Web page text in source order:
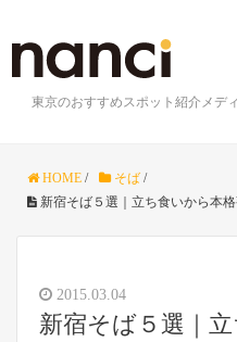
東京のおすすめスポット紹介メデ
HOME / そば /
新宿そば５選｜立ち食いから本
2015.03.04
新宿そば５選｜